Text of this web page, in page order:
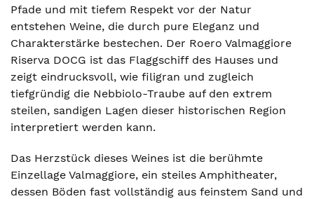
Pfade und mit tiefem Respekt vor der Natur
entstehen Weine, die durch pure Eleganz und
Charakterstärke bestechen. Der Roero Valmaggiore
Riserva DOCG ist das Flaggschiff des Hauses und
zeigt eindrucksvoll, wie filigran und zugleich
tiefgründig die Nebbiolo-Traube auf den extrem
steilen, sandigen Lagen dieser historischen Region
interpretiert werden kann.
Das Herzstück dieses Weines ist die berühmte
Einzellage Valmaggiore, ein steiles Amphitheater,
dessen Böden fast vollständig aus feinstem Sand und